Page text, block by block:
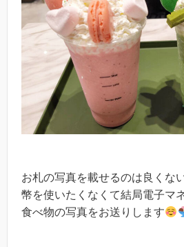
お札の写真を載せるのは良くな
幣を使いたくなくて結局電子マ
食べ物の写真をお送りします